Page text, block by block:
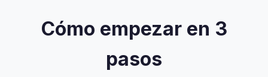
Cómo empezar en 3
pasos